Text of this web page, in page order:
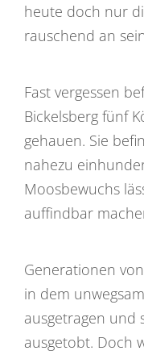
heute doch nur
rauschend an
Fast vergessen
Bickelsberg fünf
gehauen. Sie
nahezu
Moosbewuchs
auffindbar
Generationen
in dem
ausgetragen und
ausgetobt. Doch